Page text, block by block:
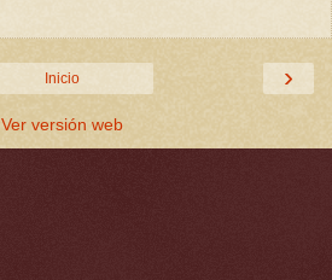
›
Inicio
Ver versión web